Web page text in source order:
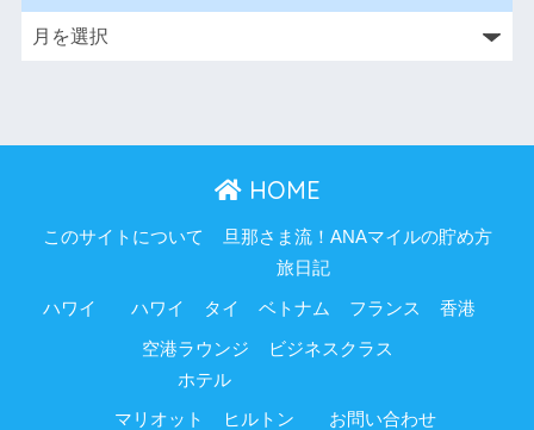
HOME
このサイトについて 旦那さま流！ANAマイルの貯め方
ハワイ
旅日記
ハワイ タイ ベトナム フランス 香港
空港ラウンジ
ビジネスクラス
ホテル
マリオット ヒルトン お問い合わせ